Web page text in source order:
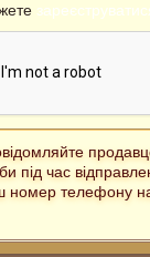
під час
телефону на